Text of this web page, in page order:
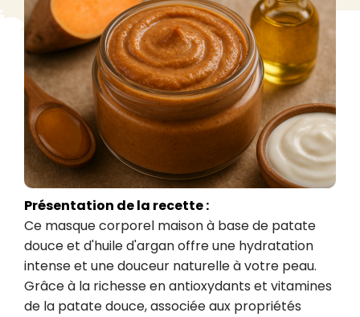
Présentation de la recette :
Ce masque corporel maison à base de patate
douce et d'huile d'argan offre une hydratation
intense et une douceur naturelle à votre peau.
Grâce à la richesse en antioxydants et vitamines
de la patate douce, associée aux propriétés